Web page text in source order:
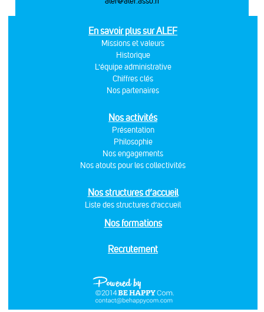
En savoir plus sur ALEF
Missions et valeurs
Historique
L'équipe administrative
Chiffres clés
Nos partenaires
Nos activités
Présentation
Philosophie
Nos engagements
Nos atouts pour les collectivités
Nos structures d’accueil
Liste des structures d’accueil
Nos formations
Recrutement